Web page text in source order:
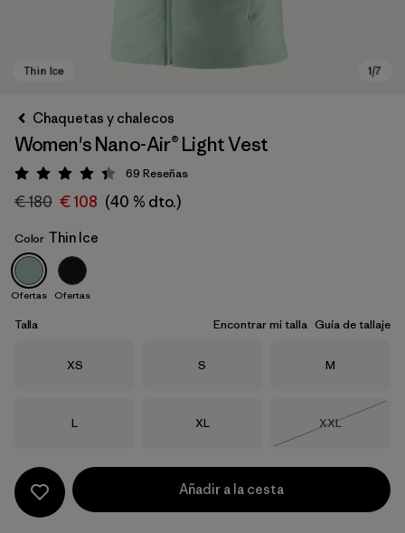
Thin Ice
Chaquetas y chalecos
Women's Nano-Air® Light Vest
Puntuación: 4.4 / 5
69 Reseñas
€ 180 € 108 (40 % dto.)
Color Thin Ice
Ofertas Ofertas
Talla Encontrar mi talla Guía de tallaje
Talla
XS Talla
S Talla
M
Talla
L Talla
XL Talla
XXL
Añadir a la cesta